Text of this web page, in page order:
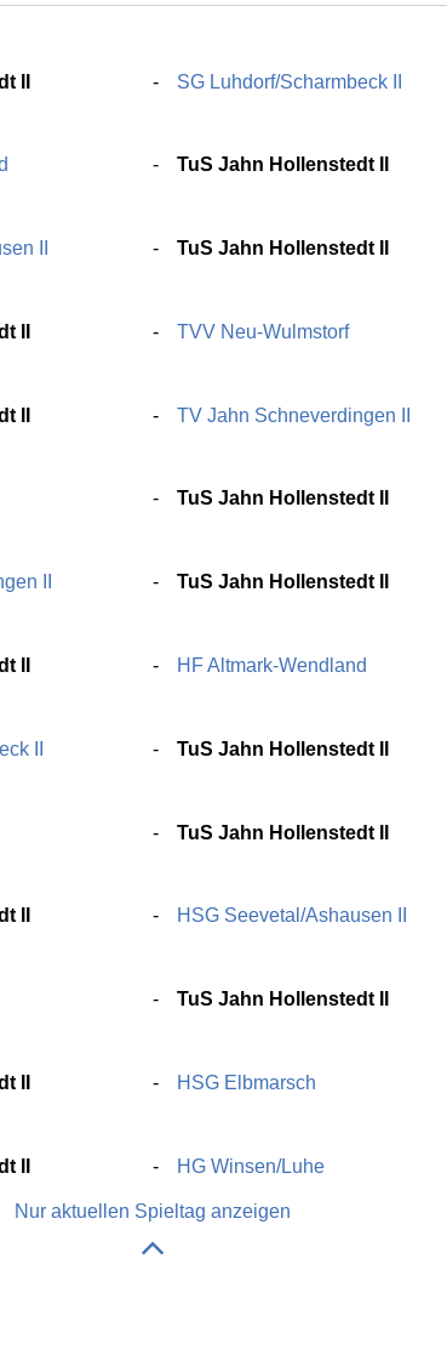
II SG Luhdorf/Scharmbeck II
TuS Jahn Hollenstedt II
II TuS Jahn Hollenstedt II
II TVV Neu-Wulmstorf
II TV Jahn Schneverdingen II
TuS Jahn Hollenstedt II
II TuS Jahn Hollenstedt II
II HF Altmark-Wendland
II TuS Jahn Hollenstedt II
TuS Jahn Hollenstedt II
II HSG Seevetal/Ashausen II
TuS Jahn Hollenstedt II
II HSG Elbmarsch
II HG Winsen/Luhe
Nur aktuellen Spieltag anzeigen